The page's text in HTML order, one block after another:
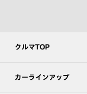
クルマTOP
カーラインアップ